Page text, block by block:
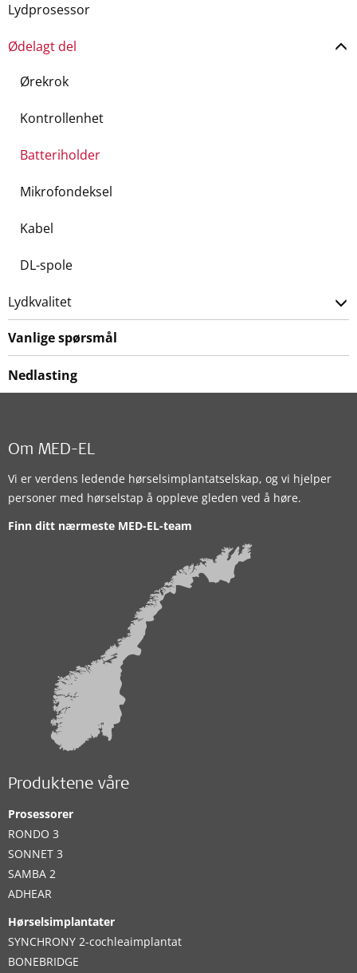
Lydprosessor
Ødelagt del
Ørekrok
Kontrollenhet
Batteriholder
Mikrofondeksel
Kabel
DL-spole
Lydkvalitet
Vanlige spørsmål
Nedlasting
Om MED-EL
Vi er verdens ledende hørselsimplantatselskap, og vi hjelper
personer med hørselstap å oppleve gleden ved å høre.
Finn ditt nærmeste MED-EL-team
Produktene våre
Prosessorer
RONDO 3
SONNET 3
SAMBA 2
ADHEAR
Hørselsimplantater
SYNCHRONY 2-cochleaimplantat
BONEBRIDGE